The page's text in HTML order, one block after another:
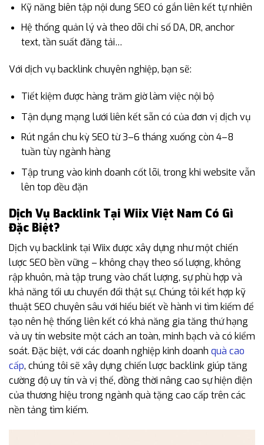
Kỹ năng biên tập nội dung SEO có gắn liên kết tự nhiên
Hệ thống quản lý và theo dõi chỉ số DA, DR, anchor
text, tần suất đăng tải…
Với dịch vụ backlink chuyên nghiệp, bạn sẽ:
Tiết kiệm được hàng trăm giờ làm việc nội bộ
Tận dụng mạng lưới liên kết sẵn có của đơn vị dịch vụ
Rút ngắn chu kỳ SEO từ 3–6 tháng xuống còn 4–8
tuần tùy ngành hàng
Tập trung vào kinh doanh cốt lõi, trong khi website vẫn
lên top đều đặn
Dịch Vụ Backlink Tại Wiix Việt Nam Có Gì
Đặc Biệt?
Dịch vụ backlink tại Wiix được xây dựng như một chiến
lược SEO bền vững – không chạy theo số lượng, không
rập khuôn, mà tập trung vào chất lượng, sự phù hợp và
khả năng tối ưu chuyển đổi thật sự. Chúng tôi kết hợp kỹ
thuật SEO chuyên sâu với hiểu biết về hành vi tìm kiếm để
tạo nên hệ thống liên kết có khả năng gia tăng thứ hạng
và uy tín website một cách an toàn, minh bạch và có kiểm
soát. Đặc biệt, với các doanh nghiệp kinh doanh quà cao
cấp, chúng tôi sẽ xây dựng chiến lược backlink giúp tăng
cường độ uy tín và vị thế, đồng thời nâng cao sự hiện diện
của thương hiệu trong ngành quà tặng cao cấp trên các
nền tảng tìm kiếm.